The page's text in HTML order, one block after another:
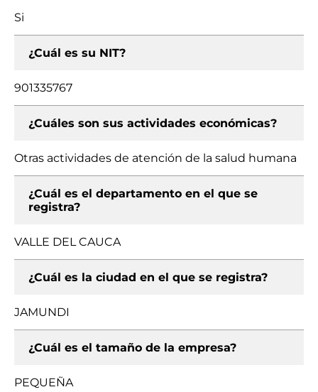
Si
¿Cuál es su NIT?
901335767
¿Cuáles son sus actividades económicas?
Otras actividades de atención de la salud humana
¿Cuál es el departamento en el que se
registra?
VALLE DEL CAUCA
¿Cuál es la ciudad en el que se registra?
JAMUNDI
¿Cuál es el tamaño de la empresa?
PEQUEÑA